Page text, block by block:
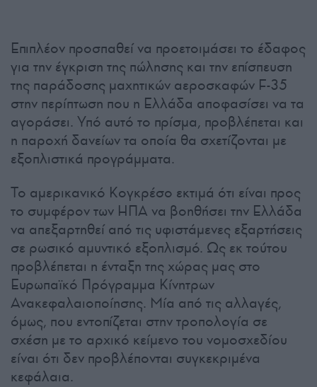
Επιπλέον προσπαθεί να προετοιμάσει το έδαφος
για την έγκριση της πώλησης και την επίσπευση
της παράδοσης μαχητικών αεροσκαφών F-35
στην περίπτωση που η Ελλάδα αποφασίσει να τα
αγοράσει. Υπό αυτό το πρίσμα, προβλέπεται και
η παροχή δανείων τα οποία θα σχετίζονται με
εξοπλιστικά προγράμματα.
Το αμερικανικό Κογκρέσο εκτιμά ότι είναι προς
το συμφέρον των ΗΠΑ να βοηθήσει την Ελλάδα
να απεξαρτηθεί από τις υφιστάμενες εξαρτήσεις
σε ρωσικό αμυντικό εξοπλισμό. Ως εκ τούτου
προβλέπεται η ένταξη της χώρας μας στο
Ευρωπαϊκό Πρόγραμμα Κίνητρων
Ανακεφαλαιοποίησης. Μία από τις αλλαγές,
όμως, που εντοπίζεται στην τροπολογία σε
σχέση με το αρχικό κείμενο του νομοσχεδίου
είναι ότι δεν προβλέπονται συγκεκριμένα
κεφάλαια.